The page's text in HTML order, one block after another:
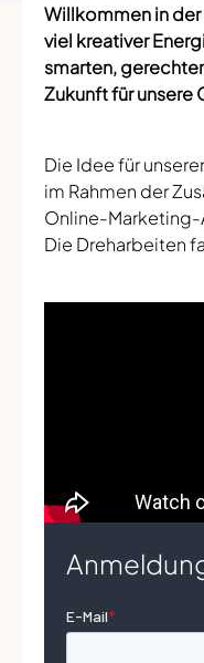
Willkommen in der
viel kreativer
smarten,
Zukunft für unsere
Die Idee für
im Rahmen der
Online-Marketing-
Die Dreharbeiten
TEAM-INTERN